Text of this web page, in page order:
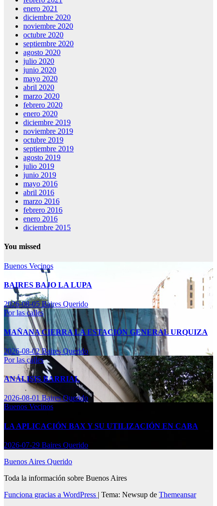
enero 2021
diciembre 2020
noviembre 2020
octubre 2020
septiembre 2020
agosto 2020
julio 2020
junio 2020
mayo 2020
abril 2020
marzo 2020
febrero 2020
enero 2020
diciembre 2019
noviembre 2019
octubre 2019
septiembre 2019
agosto 2019
julio 2019
junio 2019
mayo 2016
abril 2016
marzo 2016
febrero 2016
enero 2016
diciembre 2015
You missed
Buenos Vecinos
BAIRES BAJO LA LUPA
2026-08-05Baires Querido
Por las calles
MAÑANA CIERRA LA ESTACIÓN GENERAL URQUIZA
2026-08-02Baires Querido
Por las calles
ANÁLISIS BARRIAL
2026-08-01Baires Querido
Buenos Vecinos
LA APLICACIÓN BAX Y SU UTILIZACIÓN EN CABA
2026-07-29 Baires Querido
Buenos Aires Querido
Toda la información sobre Buenos Aires
Funciona gracias a WordPress | Tema: Newsup de Themeansar